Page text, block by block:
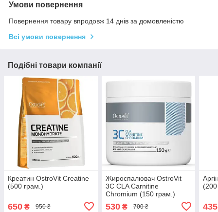
Умови повернення
Повернення товару впродовж 14 днів за домовленістю
Всі умови повернення
Подібні товари компанії
Креатин OstroVit Creatine
(500 грам.)
650 ₴ 950 ₴
Жироспалювач OstroVit
3C CLA Carnitine
Chromium (150 грам.)
530₴ 700 ₴ 435